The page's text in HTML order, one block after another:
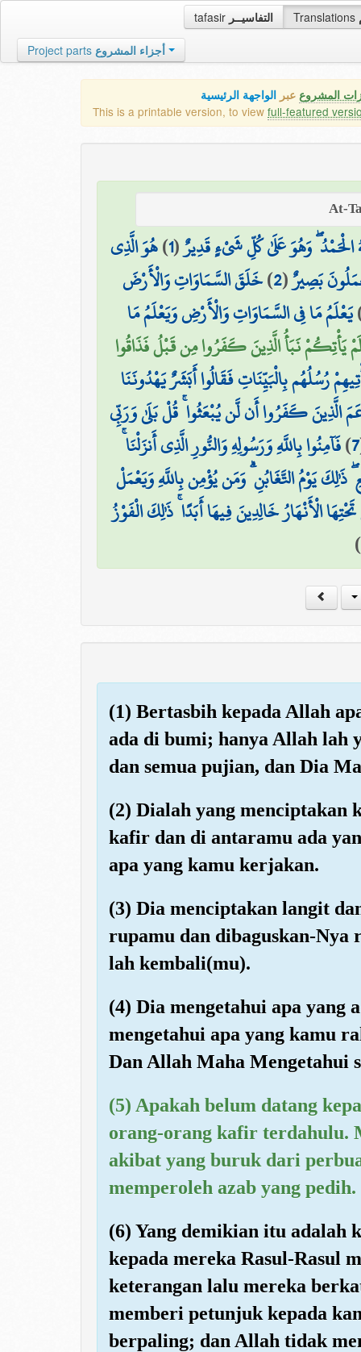
tafasir التفاسيــر Translations
Project parts أجزاء المشروع
المشروع عبر الواجهة الرئيسية
This is a printable version, to view full-featured
الْحَمْدُ ۖ وَهُوَ عَلَىٰ كُلِّ شَيْءٍ قَدِيرٌ(
1
)هُوَ الَّذِي
بَصِيرٌ(
2
)خَلَقَ السَّمَاوَاتِ وَالْأَرْضَ
يَعْلَمُ مَا فِي السَّمَاوَاتِ وَالْأَرْضِ وَيَعْلَمُ مَا
يَأْتِكُمْ نَبَأُ الَّذِينَ كَفَرُوا مِن قَبْلُ فَذَاقُوا
رُسُلُهُم بِالْبَيِّنَاتِ فَقَالُوا أَبَشَرٌ يَهْدُونَنَا
الَّذِينَ كَفَرُوا أَن لَّن يُبْعَثُوا ۚ قُلْ بَلَىٰ وَرَبِّي
7
)فَآمِنُوا بِاللَّهِ وَرَسُولِهِ وَالنُّورِ الَّذِي أَنزَلْنَا ۚ
يَوْمُ التَّغَابُنِ ۗ وَمَن يُؤْمِن بِاللَّهِ وَيَعْمَلْ
الْأَنْهَارُ خَالِدِينَ فِيهَا أَبَدًا ۚ ذَٰلِكَ الْفَوْزُ
)
(1) Bertasbih kepada Allah
ada di bumi; hanya Allah lah
dan semua pujian, dan Dia
(2) Dialah yang menciptakan
kafir dan di antaramu ada
apa yang kamu kerjakan.
(3) Dia menciptakan langit
rupamu dan dibaguskan-Nya
lah kembali(mu).
(4) Dia mengetahui apa yang
mengetahui apa yang kamu
Dan Allah Maha Mengetahui
(5) Apakah belum datang
orang-orang kafir terdahulu.
akibat yang buruk dari
memperoleh azab yang pedih.
(6) Yang demikian itu adalah
kepada mereka Rasul-Rasul
keterangan lalu mereka
memberi petunjuk kepada
berpaling; dan Allah tidak